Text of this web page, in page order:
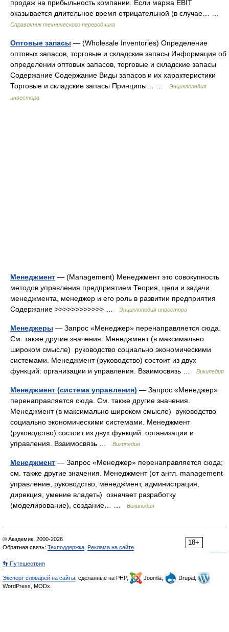
продаж на прибыльность компании. Если маржа EBIT
оказывается длительное время отрицательной (в случае… …
Справочник технического переводчика
Оптовые запасы — (Wholesale Inventories) Определение
оптовых запасов, торговые и складские запасы Информация об
определении оптовых запасов, торговые и складские запасы
Содержание Содержание Виды запасов и их характеристики
Торговые и складские запасы Принципы… …
Энциклопедия
инвестора
Менеджмент — (Management) Менеджмент это совокупность
методов управления предприятием Теория, цели и задачи
менеджмента, менеджер и его роль в развитии предприятия
Содержание >>>>>>>>>>>> …
Энциклопедия инвестора
Менеджеры — Запрос «Менеджер» перенаправляется сюда.
Cм. также другие значения. Менеджмент (в максимально
широком смысле) руководство социально экономическими
системами. Менеджмент (руководство) состоит из двух
функций: организации и управления. Взаимосвязь …
Википедия
Менеджмент (система управления) — Запрос «Менеджер»
перенаправляется сюда. Cм. также другие значения.
Менеджмент (в максимально широком смысле) руководство
социально экономическими системами. Менеджмент
(руководство) состоит из двух функций: организации и
управления. Взаимосвязь …
Википедия
Менеджмент — Запрос «Менеджер» перенаправляется сюда;
см. также другие значения. Менеджмент (от англ. management
управление, руководство, менеджмент, администрация,
дирекция, умение владеть) означает разработку
(моделирование), создание… …
Википедия
18+
© Академик, 2000-2026
Обратная связь: Техподдержка Реклама на сайте
👣 Путешествия
Экспорт словарей на сайты , сделанные на PHP, Joomla,
Drupal,
WordPress, MODx.